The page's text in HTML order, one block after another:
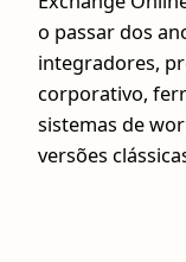
o passar dos
integradores,
corporativo,
sistemas de
versões